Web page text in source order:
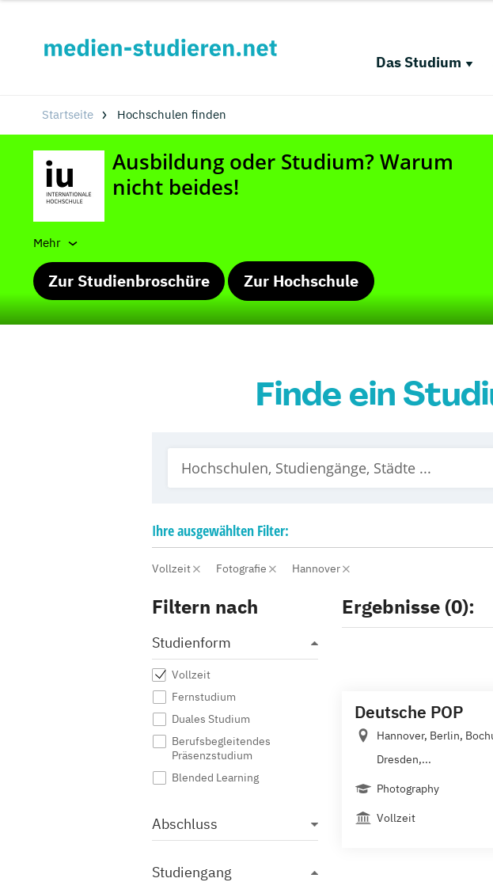
Das Studium
Startseite Hochschulen finden
Mehr
Zur Studienbroschüre Zur Hochschule
Finde ein
Ihreausgewählten Filter:
Vollzeit Fotografie Hannover
Filtern nach
Studienform
Vollzeit
Fernstudium
Duales Studium
Berufsbegleitendes
Präsenzstudium
Blended Learning
Abschluss
Studiengang
Ergebnisse (0):
Deutsche POP
Hannover, Berlin,
Dresden,...
Photography
Vollzeit